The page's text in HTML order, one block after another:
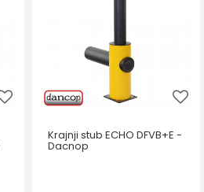
Krajnji stub ECHO DFVB+E -
Dacnop